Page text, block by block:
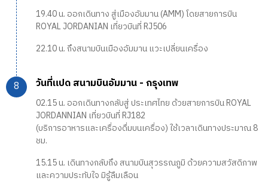
19.40 น. ออกเดินทาง สู่เมืองอัมมาน (AMM) โดยสายการบิน
ROYAL JORDANIAN เที่ยวบินที่ RJ506
22.10 น. ถึงสนามบินเมืองอัมมาน แวะเปลี่ยนเครื่อง
วันที่แปด สนามบินอัมมาน - กรุงเทพ
02.15 น. ออกเดินทางกลับสู่ ประเทศไทย ด้วยสายการบิน ROYAL
JORDANNIAN เที่ยวบินที่ RJ182
(บริการอาหารและเครื่องดื่มบนเครื่อง) ใช้เวลาเดินทางประมาณ 8
ชม.
15.15 น. เดินทางกลับถึง สนามบินสุวรรณภูมิ ด้วยความสวัสดิภาพ
และความประทับใจ มิรู้ลืมเลือน